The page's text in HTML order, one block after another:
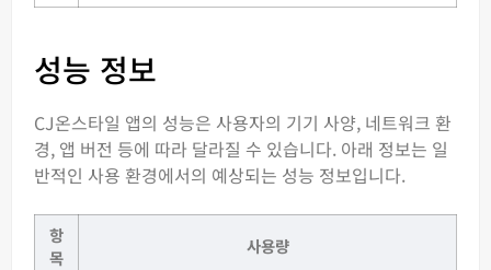
성능 정보
CJ온스타일 앱의 성능은 사용자의 기기 사양, 네트워크 환
경, 앱 버전 등에 따라 달라질 수 있습니다. 아래 정보는 일
반적인 사용 환경에서의 예상되는 성능 정보입니다.
항
목
사용량